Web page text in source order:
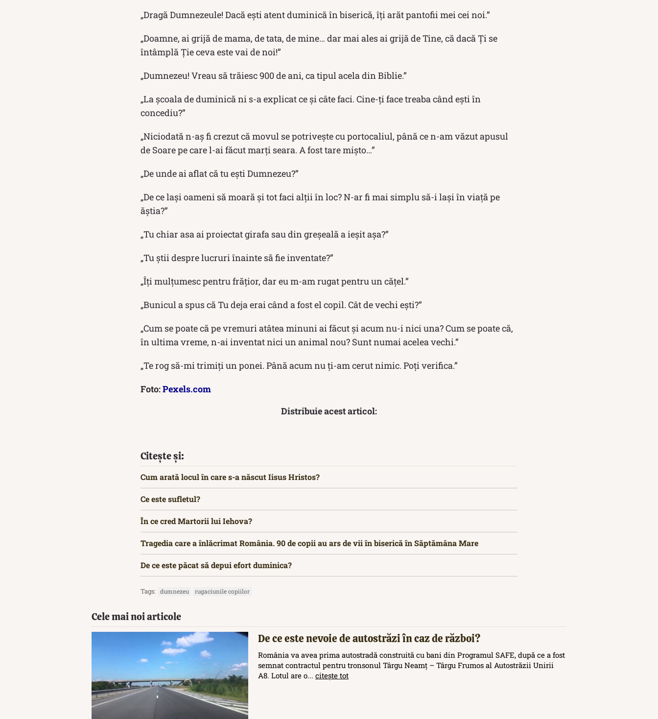
„Dragă Dumnezeule! Dacă ești atent duminică în biserică, îţi arăt pantofii mei cei noi.”
„Doamne, ai grijă de mama, de tata, de mine… dar mai ales ai grijă de Tine, că dacă Ți se
întâmplă Ție ceva este vai de noi!”
„Dumnezeu! Vreau să trăiesc 900 de ani, ca tipul acela din Biblie.”
„La școala de duminică ni s-a explicat ce și câte faci. Cine-ți face treaba când ești în
concediu?”
„Niciodată n-aș fi crezut că movul se potrivește cu portocaliul, până ce n-am văzut apusul
de Soare pe care l-ai făcut marți seara. A fost tare mișto…”
„De unde ai aflat că tu ești Dumnezeu?”
„De ce lași oameni să moară și tot faci alţii în loc? N-ar fi mai simplu să-i lași în viață pe
ăștia?”
„Tu chiar asa ai proiectat girafa sau din greșeală a ieșit așa?”
„Tu știi despre lucruri înainte să fie inventate?”
„Îți mulțumesc pentru frățior, dar eu m-am rugat pentru un cățel.”
„Bunicul a spus că Tu deja erai când a fost el copil. Cât de vechi ești?”
„Cum se poate că pe vremuri atâtea minuni ai făcut și acum nu-i nici una? Cum se poate că,
în ultima vreme, n-ai inventat nici un animal nou? Sunt numai acelea vechi.”
„Te rog să-mi trimiți un ponei. Până acum nu ți-am cerut nimic. Poți verifica.”
Foto:Pexels.com
Distribuie acest articol:
Citește și:
Cum arată locul în care s-a născut Iisus Hristos?
Ce este sufletul?
În ce cred Martorii lui Iehova?
Tragedia care a înlăcrimat România. 90 de copii au ars de vii în biserică în Săptămâna Mare
De ce este păcat să depui efort duminica?
Tags: dumnezeu rugaciunile copiilor
Cele mai noi articole
De ce este nevoie de autostrăzi în caz de război?
România va avea prima autostradă construită cu bani din Programul SAFE, după ce a fost
semnat contractul pentru tronsonul Târgu Neamț – Târgu Frumos al Autostrăzii Unirii
A8. Lotul are o... citește tot